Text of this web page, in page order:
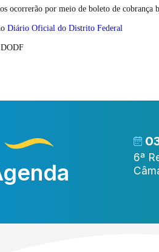
ocorrerão por meio de boleto de cobrança
Diário Oficial do Distrito Federal
DODF
13/11
6ª